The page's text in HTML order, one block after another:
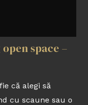
space –
că alegi să
cu scaune sau o